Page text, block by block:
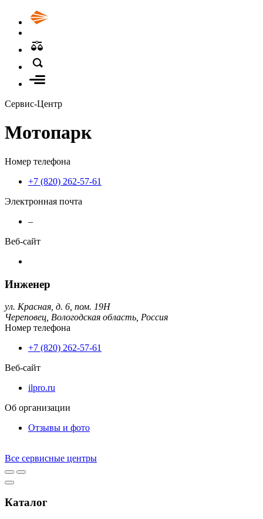
Сервис-Центр
Мотопарк
Номер телефона
+7 (820) 262-57-61
Электронная почта
–
Веб-сайт
Инженер
ул. Красная, д. 6, пом. 19Н
Череповец, Вологодская область, Россия
Номер телефона
+7 (820) 262-57-61
Веб-сайт
ilpro.ru
Об организации
Отзывы и фото
Все сервисные центры
Каталог